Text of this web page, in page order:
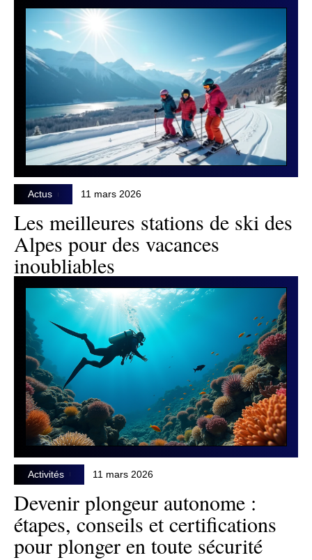
Actus 11 mars 2026
Les meilleures stations de ski des
Alpes pour des vacances
inoubliables
Activités 11 mars 2026
Devenir plongeur autonome :
étapes, conseils et certifications
pour plonger en toute sécurité